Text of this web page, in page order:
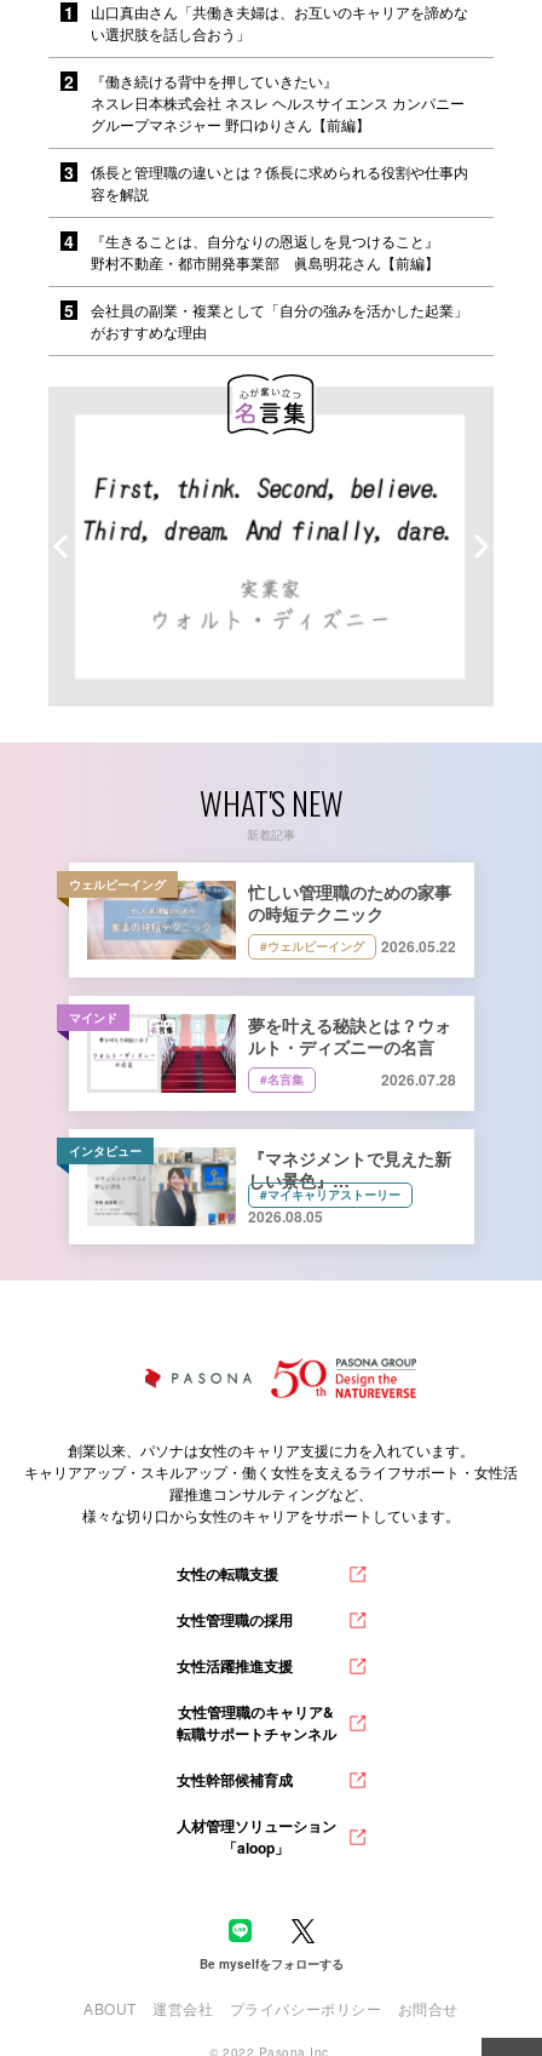
山口真由さん「共働き夫婦は、お互いのキャリアを諦めな
い選択肢を話し合おう」
『働き続ける背中を押していきたい』
ネスレ日本株式会社 ネスレ ヘルスサイエンス カンパニー
グループマネジャー 野口ゆりさん【前編】
係長と管理職の違いとは？係長に求められる役割や仕事内
容を解説
『生きることは、自分なりの恩返しを見つけること』
野村不動産・都市開発事業部 眞島明花さん【前編】
会社員の副業・複業として「自分の強みを活かした起業」
がおすすめな理由
WHAT'S NEW
新着記事
ウェルビーイング
忙しい管理職のための家事
の時短テクニック
#ウェルビーイング 2026.05.22
マインド
夢を叶える秘訣とは？ウォ
ルト・ディズニーの名言
#名言集 2026.07.28
インタビュー
『マネジメントで見えた新
しい景色』
キーコーヒー株式会社 管理
本部 総務人事部 人財開発
課長 寺﨑由香里さん【前
#マイキャリアストーリー
2026.08.05
創業以来、パソナは女性のキャリア支援に力を入れています。
キャリアアップ・スキルアップ・働く女性を支えるライフサポート・女性活
躍推進コンサルティングなど、
様々な切り口から女性のキャリアをサポートしています。
女性の転職支援
女性管理職の採用
女性活躍推進支援
女性管理職のキャリア&
転職サポートチャンネル
女性幹部候補育成
人材管理ソリューション
「aloop」
Be myselfをフォローする
ABOUT 運営会社 プライバシーポリシー お問合せ
© 2022 Pasona Inc.